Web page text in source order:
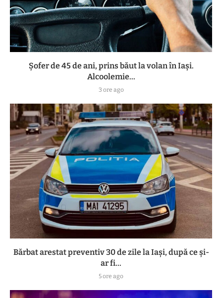
Șofer de 45 de ani, prins băut la volan în Iași.
Alcoolemie...
3 ore ago
Bărbat arestat preventiv 30 de zile la Iași, după ce și-
ar fi...
5 ore ago